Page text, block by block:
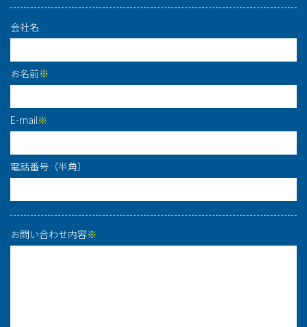
会社名
お名前※
E-mail※
電話番号（半角）
お問い合わせ内容※